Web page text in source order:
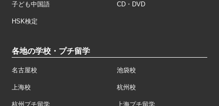
子ども中国語 CD・DVD
HSK検定
各地の学校・プチ留学
名古屋校 池袋校
上海校 杭州校
杭州プチ留学 上海プチ留学